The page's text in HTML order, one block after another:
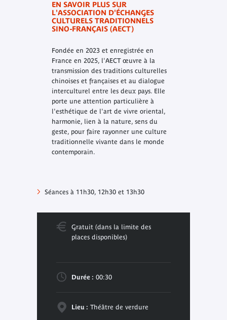
EN SAVOIR PLUS SUR
L'ASSOCIATION D'ÉCHANGES
CULTURELS TRADITIONNELS
SINO-FRANÇAIS (AECT)
Fondée en 2023 et enregistrée en
France en 2025, l'AECT œuvre à la
transmission des traditions culturelles
chinoises et françaises et au dialogue
interculturel entre les deux pays. Elle
porte une attention particulière à
l'esthétique de l'art de vivre oriental,
harmonie, lien à la nature, sens du
geste, pour faire rayonner une culture
traditionnelle vivante dans le monde
contemporain.
Séances à 11h30, 12h30 et 13h30
Gratuit (dans la limite des
places disponibles)
Durée : 00:30
Lieu : Théâtre de verdure